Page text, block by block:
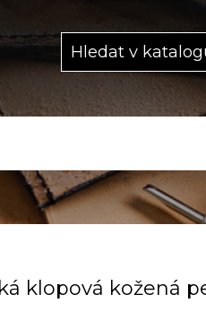
klopová kožená